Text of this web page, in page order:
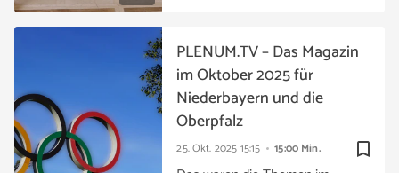
bookmark_border
25. Okt. 2025 15:15 15:00 Min.
PLENUM.TV – Das Magazin
im Oktober 2025 für
Niederbayern und die
Oberpfalz